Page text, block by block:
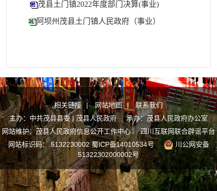
茂县土门镇2022年度部门决算(事业)
阿坝州茂县土门镇人民政府（事业）
相关链接 | 网站地图 |
联系我们
主办：中共茂县县委 | 茂县人民政府 承办：茂县人民政府办公室
网站维护：茂县人民政府信息公开工作中心四川互联网联合辟谣平台
网站标识码： 5132230002蜀ICP备14010534号
川公网安备
51322302000002号